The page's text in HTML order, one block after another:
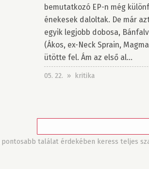
bemutatkozó EP-n még
énekesek daloltak. De már
egyik legjobb dobosa,
(Ákos, ex-Neck Sprain,
ütötte fel. Ám az első al...
05. 22. » kritika
találat érdekében keress teljes